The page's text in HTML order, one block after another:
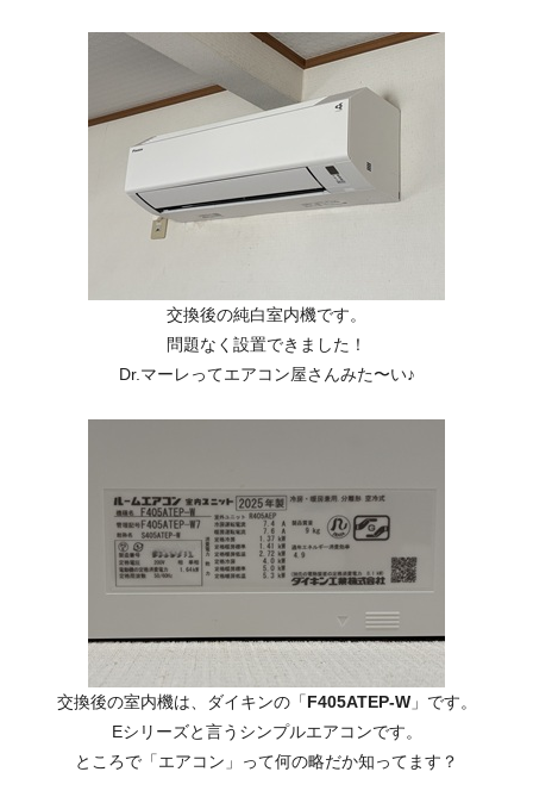
交換後の純白室内機です。
問題なく設置できました！
Dr.マーレってエアコン屋さんみた〜い♪
交換後の室内機は、ダイキンの「F405ATEP-W」です。
Eシリーズと言うシンプルエアコンです。
ところで「エアコン」って何の略だか知ってます？